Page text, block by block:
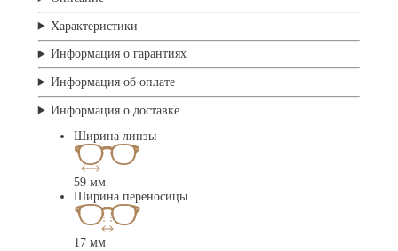
Характеристики
Информация о гарантиях
Информация об оплате
Информация о доставке
Ширина линзы
59 мм
Ширина переносицы
17 мм